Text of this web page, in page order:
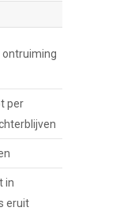
ontruiming
per
in
eruit